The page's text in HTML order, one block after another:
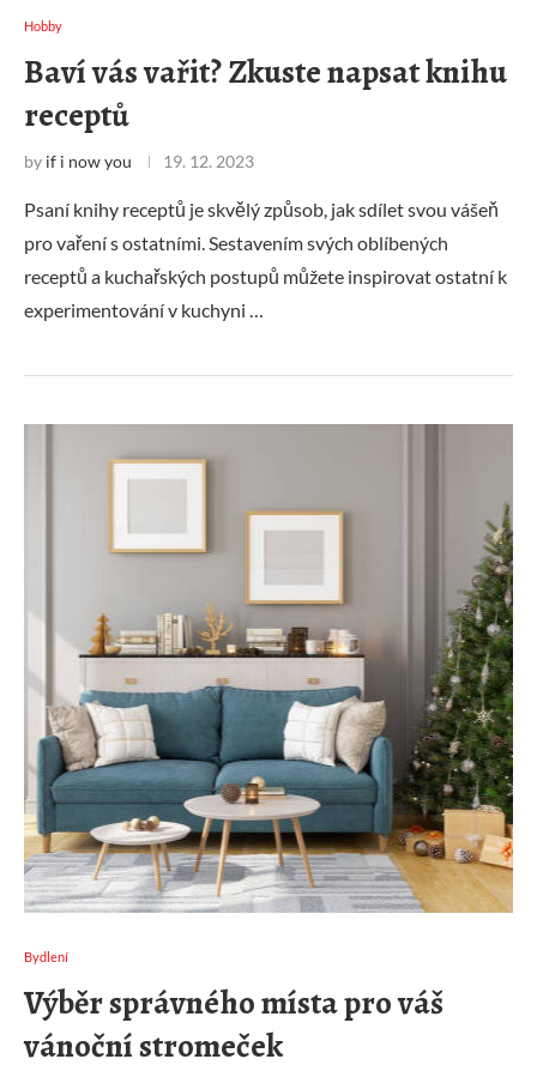
Hobby
Baví vás vařit? Zkuste napsat knihu
receptů
by if i now you 19. 12. 2023
Psaní knihy receptů je skvělý způsob, jak sdílet svou vášeň
pro vaření s ostatními. Sestavením svých oblíbených
receptů a kuchařských postupů můžete inspirovat ostatní k
experimentování v kuchyni …
Bydlení
Výběr správného místa pro váš
vánoční stromeček